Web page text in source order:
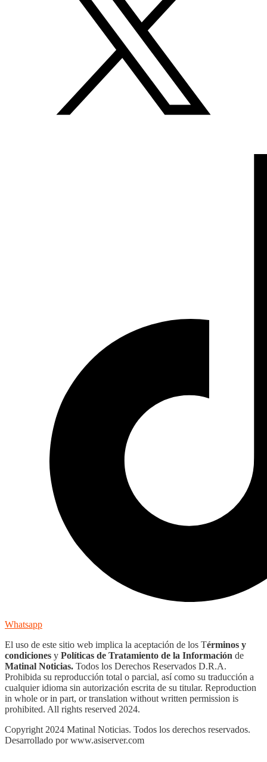
Whatsapp
El uso de este sitio web implica la aceptación de los Términos y
condiciones y Políticas de Tratamiento de la Información de
Matinal Noticias. Todos los Derechos Reservados D.R.A.
Prohibida su reproducción total o parcial, así como su traducción a
cualquier idioma sin autorización escrita de su titular. Reproduction
in whole or in part, or translation without written permission is
prohibited. All rights reserved 2024.
Copyright 2024 Matinal Noticias. Todos los derechos reservados.
Desarrollado por www.asiserver.com